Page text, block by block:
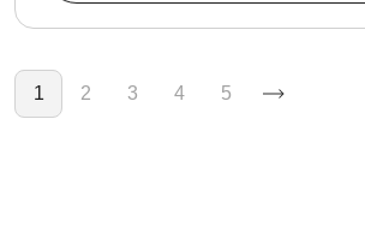
Нумерация страниц
1 2 3 4 5